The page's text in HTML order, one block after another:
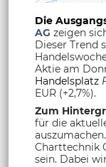
Die
AG zeigen
Dieser Trend
Aktie am
Handelsplatz
EUR (+2,7%).
Zum
für die
Charttechnik
sein. Dabei